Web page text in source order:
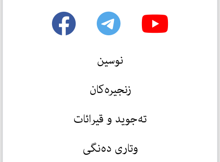
نوسین
زنجیرەکان
تەجوید و قیرائات
وتاری دەنگی